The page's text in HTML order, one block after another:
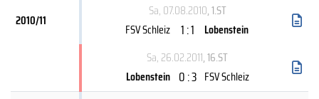
2010/11
Sa, 07.08.2010, 1.ST
FSV Schleiz
1 : 1
Lobenstein
Sa, 26.02.2011, 16.ST
Lobenstein 0 : 3 FSV Schleiz